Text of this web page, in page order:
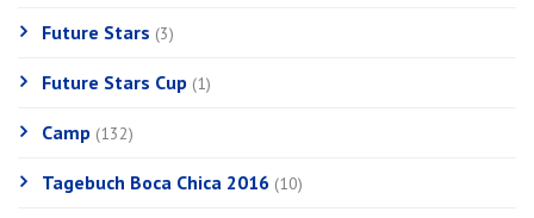
Future Stars (3)
Future Stars Cup (1)
Camp (132)
Tagebuch Boca Chica 2016 (10)